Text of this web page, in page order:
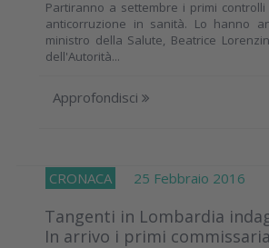
Partiranno a settembre i primi
anticorruzione in sanità. Lo hanno
ministro della Salute, Beatrice
dell'Autorità...
Approfondisci
CRONACA 25 Febbraio 2016
Tangenti in Lombardia
In arrivo i primi